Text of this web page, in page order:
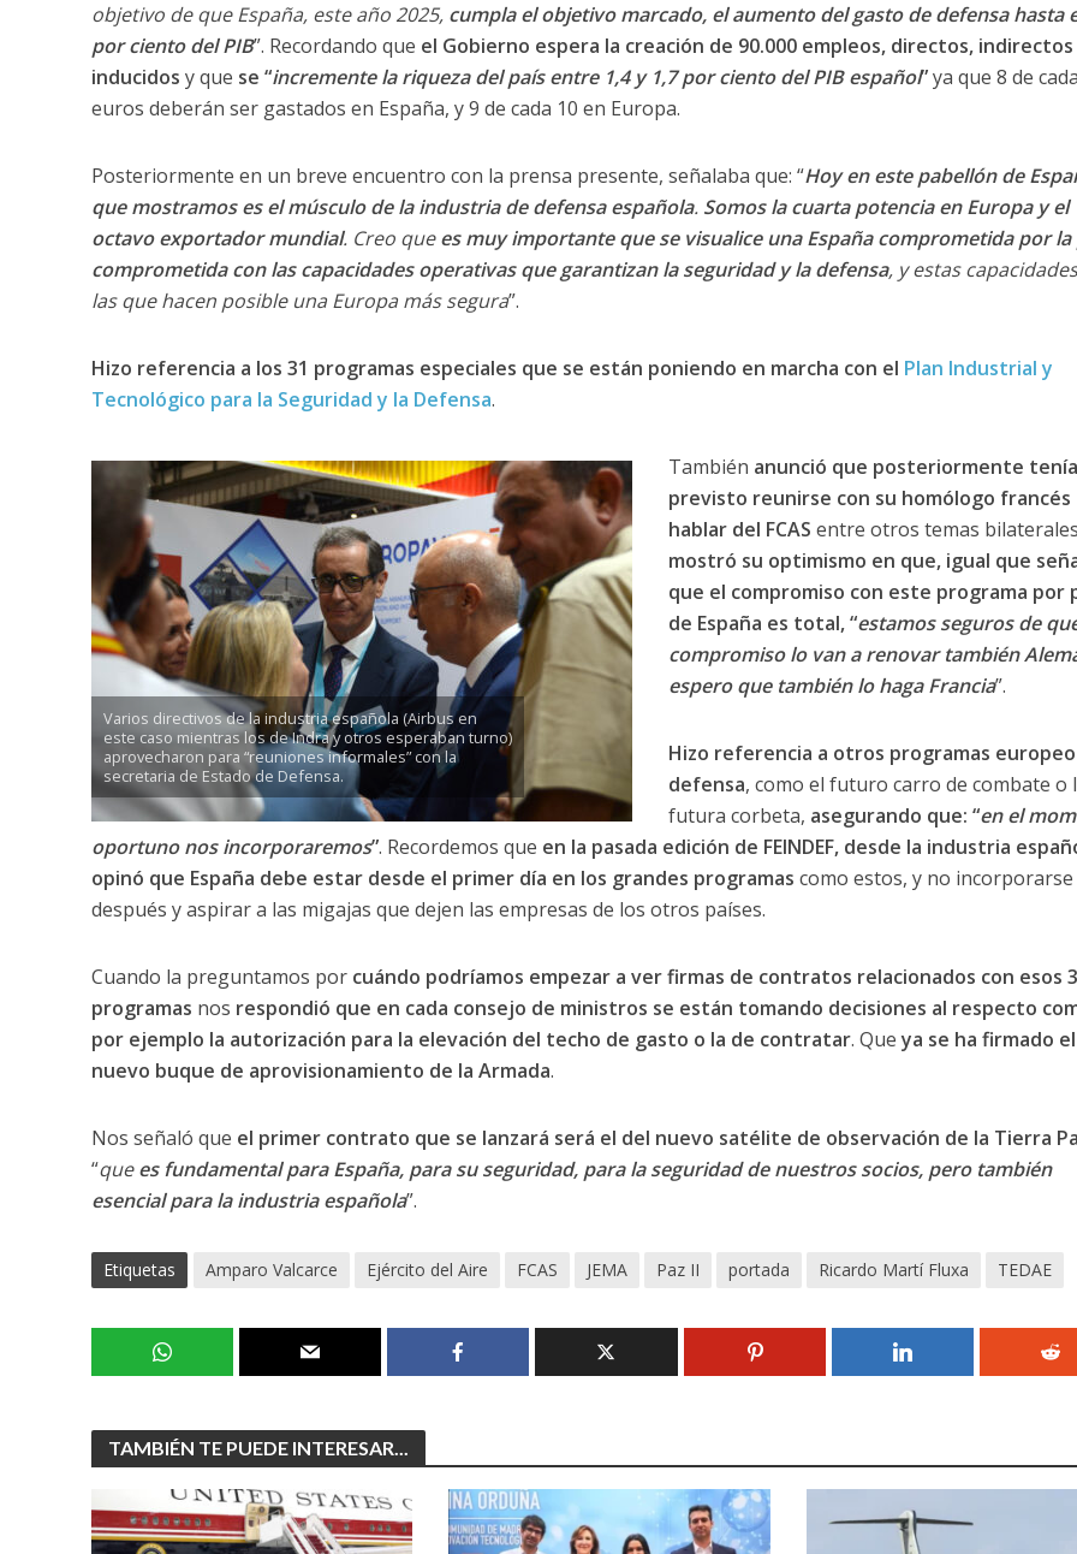
objetivo de que España, este año 2025, cumpla el objetivo marcado, el aumento del gasto de defensa hasta
por ciento del PIB”. Recordando que el Gobierno espera la creación de 90.000 empleos, directos, indirectos
inducidos y que se “incremente la riqueza del país entre 1,4 y 1,7 por ciento del PIB español”ya que 8 de
euros deberán ser gastados en España, y 9 de cada 10 en Europa.
Posteriormente en un breve encuentro con la prensa presente, señalaba que: “Hoy en este pabellón de
que mostramos es el músculo de la industria de defensa española. Somos la cuarta potencia en Europa y el
octavo exportador mundial. Creo quees muy importante que se visualice una España comprometida por la
comprometida con las capacidades operativas que garantizan la seguridad y la defensa, y estas
las que hacen posible una Europa más segura”.
Hizo referencia a los 31 programas especiales que se están poniendo en marcha con el Plan Industrial y
Tecnológico para la Seguridad y la Defensa.
Varios directivos de la industria española (Airbus en
este caso mientras los de Indra y otros esperaban turno)
aprovecharon para “reuniones informales” con la
secretaria de Estado de Defensa.
También anunció que posteriormente tenía
previsto reunirse con su homólogo francés
hablar del FCAS entre otros temas
mostró su optimismo en que, igual que
que el compromiso con este programa por
de España es total, “estamos seguros de
compromiso lo van a renovar también
espero que también lo haga Francia”.
Hizo referencia a otros programas
defensa, como el futuro carro de combate o
futura corbeta, asegurando que: “en el
oportuno nos incorporaremos”. Recordemos que en la pasada edición de FEINDEF, desde la industria
opinó que España debe estar desde el primer día en los grandes programas como estos, y no incorporarse
después y aspirar a las migajas que dejen las empresas de los otros países.
Cuando la preguntamos por cuándo podríamos empezar a ver firmas de contratos relacionados con esos
programas nos respondió que en cada consejo de ministros se están tomando decisiones al respecto
por ejemplo la autorización para la elevación del techo de gasto o la de contratar. Queya se ha firmado el
nuevo buque de aprovisionamiento de la Armada.
Nos señaló que el primer contrato que se lanzará será el del nuevo satélite de observación de la Tierra
“quees fundamental para España, para su seguridad, para la seguridad de nuestros socios, pero también
esencial para la industria española”.
Etiquetas Amparo Valcarce Ejército del Aire FCAS JEMA Paz II portada Ricardo Martí Fluxa TEDAE
TAMBIÉN TE PUEDE INTERESAR...